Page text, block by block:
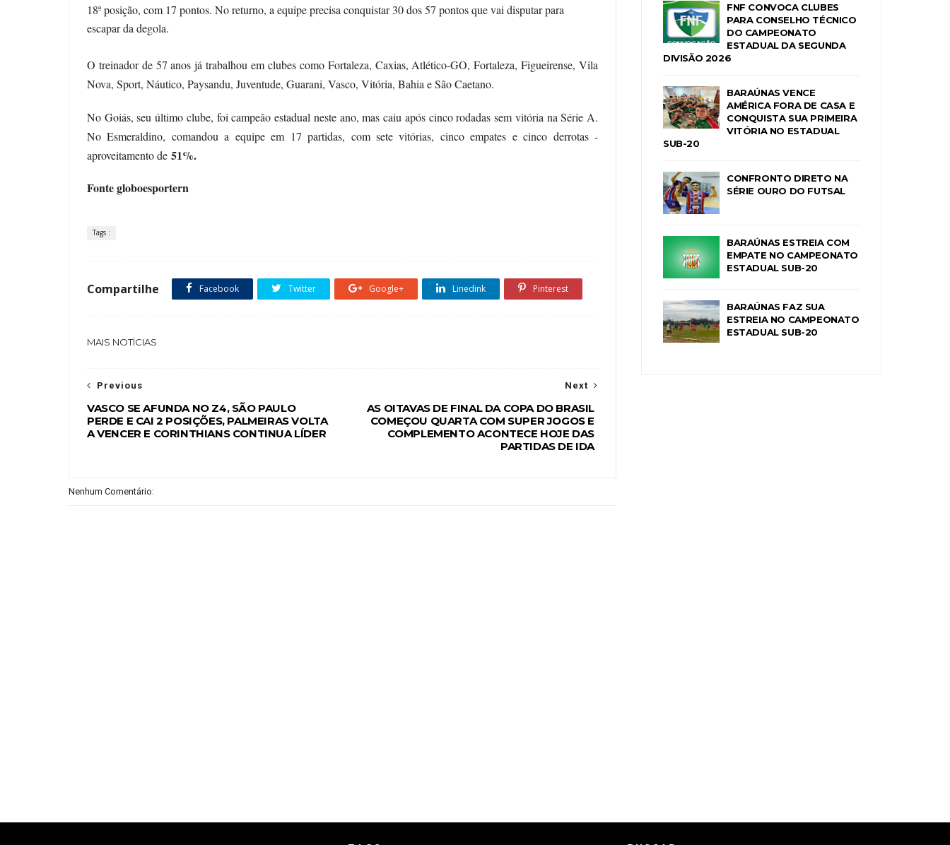
18ª posição, com 17 pontos. No returno, a equipe precisa conquistar 30 dos 57 pontos que vai disputar para
escapar da degola.
O treinador de 57 anos já trabalhou em clubes como Fortaleza, Caxias, Atlético-GO, Fortaleza, Figueirense, Vila
Nova, Sport, Náutico, Paysandu, Juventude, Guarani, Vasco, Vitória, Bahia e São Caetano.
No Goiás, seu último clube, foi campeão estadual neste ano, mas caiu após cinco rodadas sem vitória na Série A.
No Esmeraldino, comandou a equipe em 17 partidas, com sete vitórias, cinco empates e cinco derrotas -
aproveitamento de 51%.
Fonte globoesportern
Tags :
Compartilhe Facebook Twitter Google+ Linedink Pinterest
MAIS NOTÍCIAS
Next
AS OITAVAS DE FINAL DA COPA DO BRASIL
COMEÇOU QUARTA COM SUPER JOGOS E
COMPLEMENTO ACONTECE HOJE DAS
PARTIDAS DE IDA
Previous
VASCO SE AFUNDA NO Z4, SÃO PAULO
PERDE E CAI 2 POSIÇÕES, PALMEIRAS VOLTA
A VENCER E CORINTHIANS CONTINUA LÍDER
Nenhum Comentário:
FNF CONVOCA CLUBES
PARA CONSELHO TÉCNICO
DO CAMPEONATO
ESTADUAL DA SEGUNDA
DIVISÃO 2026
BARAÚNAS VENCE
AMÉRICA FORA DE CASA E
CONQUISTA SUA PRIMEIRA
VITÓRIA NO ESTADUAL
SUB-20
CONFRONTO DIRETO NA
SÉRIE OURO DO FUTSAL
BARAÚNAS ESTREIA COM
EMPATE NO CAMPEONATO
ESTADUAL SUB-20
BARAÚNAS FAZ SUA
ESTREIA NO CAMPEONATO
ESTADUAL SUB-20